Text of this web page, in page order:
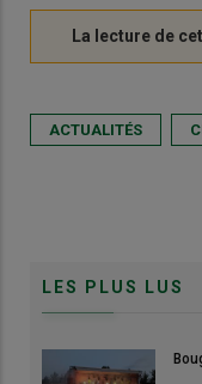
ACTUALITÉS
LES PLUS LUS